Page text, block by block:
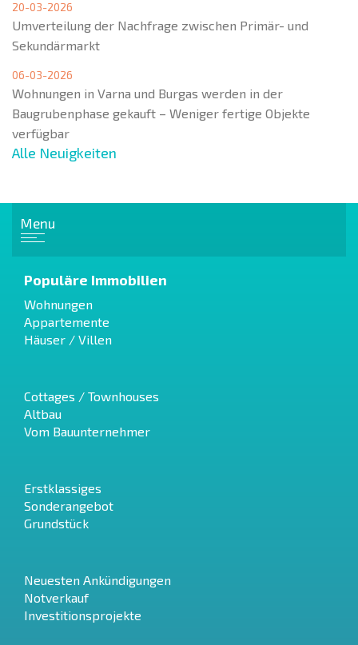
20-03-2026
Umverteilung der Nachfrage zwischen Primär- und
Sekundärmarkt
06-03-2026
Wohnungen in Varna und Burgas werden in der
Baugrubenphase gekauft – Weniger fertige Objekte
verfügbar
Alle Neuigkeiten
Menu
Populäre Immobilien
Wohnungen
Appartemente
Häuser / Villen
Cottages / Townhouses
Altbau
Vom Bauunternehmer
Erstklassiges
Sonderangebot
Grundstück
Neuesten Ankündigungen
Notverkauf
Investitionsprojekte